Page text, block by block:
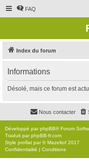
FAQ
Index du forum
Informations
Désolé, mais ce forum est
Nous contacter
Développé parphpBB® Forum
Traduit parphpBB-fr.com
Style proflat par ©Mazeltof 2017
Confidentialité | Conditions